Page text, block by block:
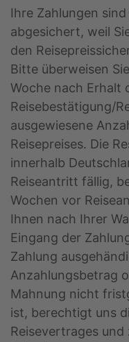
Ihre Zahlungen
abgesichert, weil
den
Bitte überweisen
Woche nach Erhalt
Reisebestätigung/
ausgewiesene
Reisepreises. Die
innerhalb
Reiseantritt fällig,
Wochen vor
Ihnen nach Ihrer
Eingang der
Zahlung
Anzahlungsbetrag
Mahnung nicht
ist, berechtigt uns
Reisevertrages